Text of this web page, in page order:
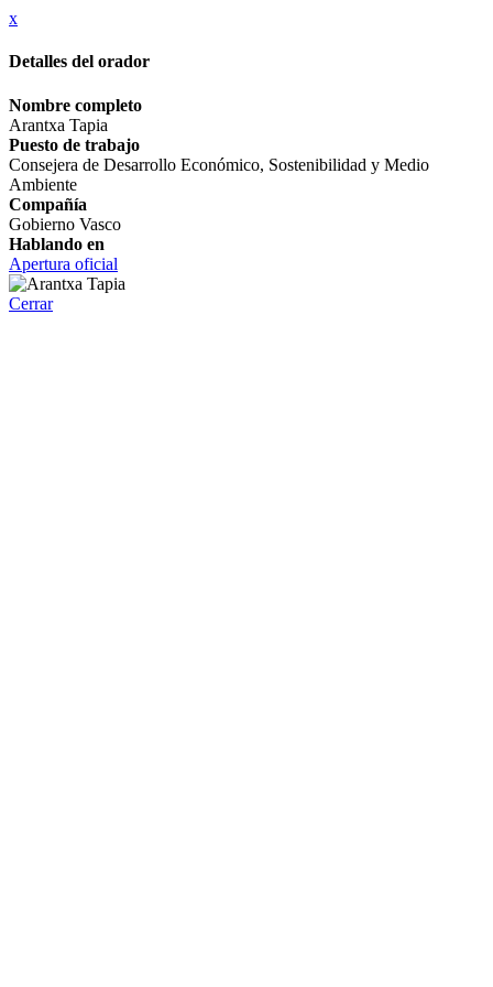
x
Detalles del orador
Nombre completo
Arantxa Tapia
Puesto de trabajo
Consejera de Desarrollo Económico, Sostenibilidad y Medio
Ambiente
Compañía
Gobierno Vasco
Hablando en
Apertura oficial
Cerrar